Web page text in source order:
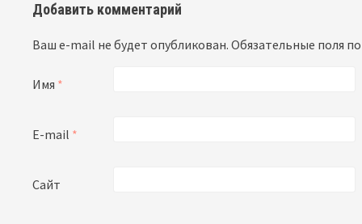
Добавить комментарий
Ваш e-mail не будет опубликован. Обязательные поля
Имя *
E-mail *
Сайт